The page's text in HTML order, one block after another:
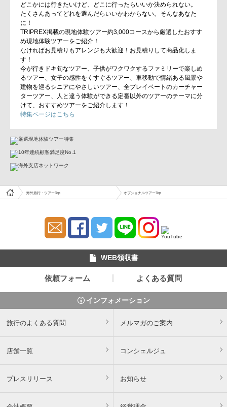
どこかには行きたいけど、どこに行ったらいいか決められない。
たくさんあってどれを選んだらいいかわからない。そんなあなた
に！
TRIPREX掲載の現地体験ツアー約3,000コースから厳選したおすす
め現地体験ツアーをご紹介！
なければお見積りもアレンジも大歓迎！お見積りして商品化しま
す！
今が行きドキ旬なツアー、子供がワクワクするファミリーで楽しめ
るツアー、女子の感性をくすぐるツアー、車移動で情緒ある風景や
建物を巡るシニアにやさしいツアー、全プレイベートのカーチャー
ターツアー、人と違う体験ができる定番以外のツアーのテーマに分
けて、おすすめツアーをご紹介します！
特集ページはこちら
海外旅行・ツアーTop オプショナルツアーTop
WEB領収書
依頼フォーム よくある質問
インフォメーション
旅行のよくある質問 メルマガのご案内
店舗一覧 コンシェルジュ
プレスリリース お知らせ